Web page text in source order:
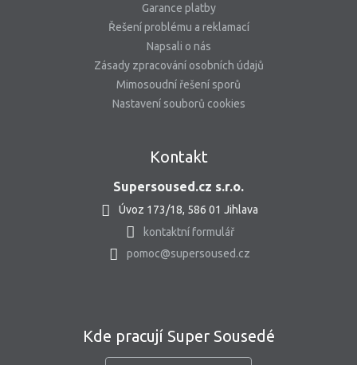
Garance platby
Řešení problému a reklamací
Napsali o nás
Zásady zpracování osobních údajů
Mimosoudní řešení sporů
Nastavení souborů cookies
Kontakt
Supersoused.cz s.r.o.
Úvoz 173/18, 586 01 Jihlava
kontaktní formulář
pomoc@supersoused.cz
Kde pracují Super Sousedé